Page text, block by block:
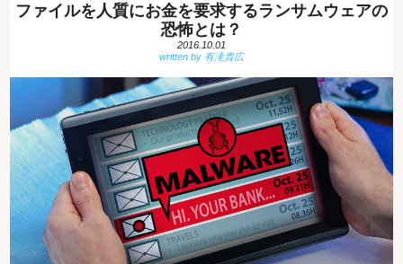
ファイルを人質にお金を要求するランサムウェアの
恐怖とは？
2016.10.01